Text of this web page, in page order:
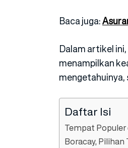
Baca juga:
Dalam artikel
menampilkan
mengetahuinya,
Daftar Isi
Tempat Populer
Boracay,